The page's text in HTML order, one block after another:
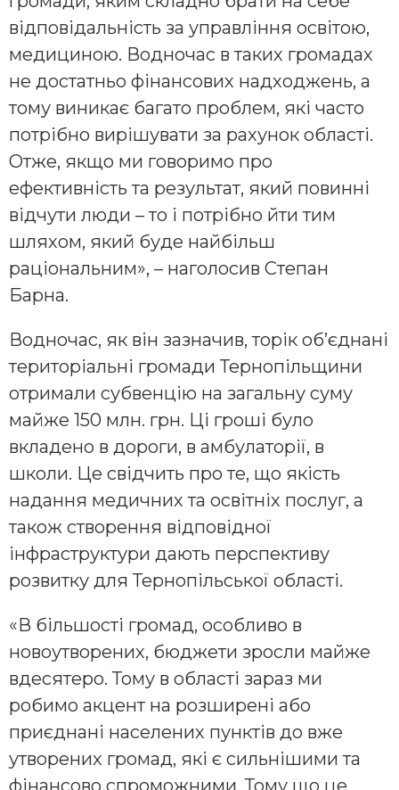
відповідальність за управління освітою,
медициною. Водночас в таких громадах
не достатньо фінансових надходжень, а
тому виникає багато проблем, які часто
потрібно вирішувати за рахунок області.
Отже, якщо ми говоримо про
ефективність та результат, який повинні
відчути люди – то і потрібно йти тим
шляхом, який буде найбільш
раціональним», – наголосив Степан
Барна.
Водночас, як він зазначив, торік об’єднані
територіальні громади Тернопільщини
отримали субвенцію на загальну суму
майже 150 млн. грн. Ці гроші було
вкладено в дороги, в амбулаторії, в
школи. Це свідчить про те, що якість
надання медичних та освітніх послуг, а
також створення відповідної
інфраструктури дають перспективу
розвитку для Тернопільської області.
«В більшості громад, особливо в
новоутворених, бюджети зросли майже
вдесятеро. Тому в області зараз ми
робимо акцент на розширені або
приєднані населених пунктів до вже
утворених громад, які є сильнішими та